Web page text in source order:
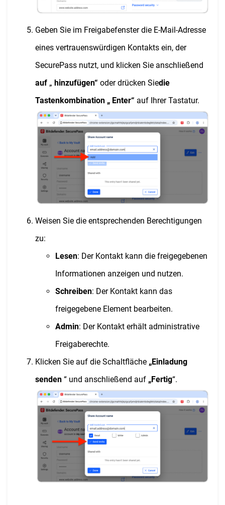
Geben Sie im Freigabefenster die E-Mail-Adresse
eines vertrauenswürdigen Kontakts ein, der
SecurePass nutzt, und klicken Sie anschließend
auf „ hinzufügen“ oder drücken Siedie
Tastenkombination „ Enter“ auf Ihrer Tastatur.
Weisen Sie die entsprechenden Berechtigungen
zu:
Lesen: Der Kontakt kann die freigegebenen
Informationen anzeigen und nutzen.
Schreiben: Der Kontakt kann das
freigegebene Element bearbeiten.
Admin: Der Kontakt erhält administrative
Freigaberechte.
Klicken Sie auf die Schaltfläche „Einladung
senden “ und anschließend auf „Fertig“.